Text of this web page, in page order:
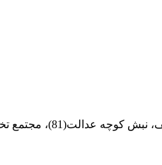
مجتمع تخصصی مرکزآهن